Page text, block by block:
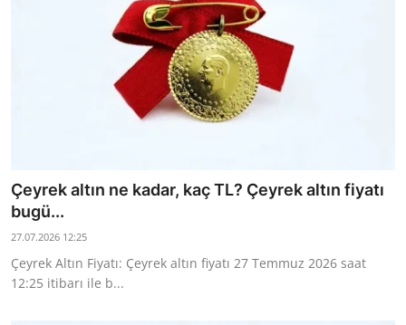
Çeyrek altın ne kadar, kaç TL? Çeyrek altın fiyatı
bugü...
27.07.2026 12:25
Çeyrek Altın Fiyatı: Çeyrek altın fiyatı 27 Temmuz 2026 saat
12:25 itibarı ile b...